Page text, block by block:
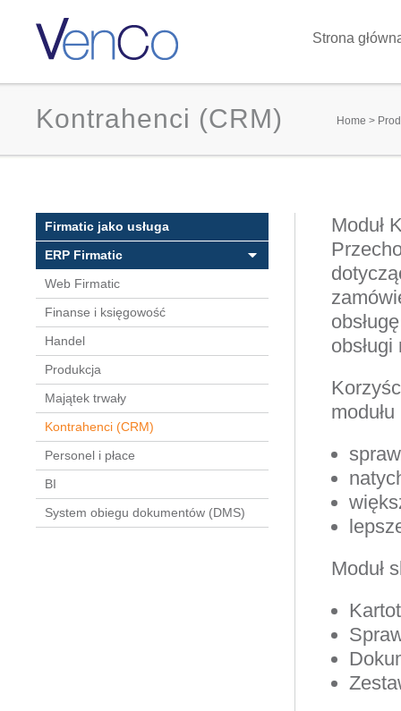
Strona
Kontrahenci (CRM) You
Home >
Firmatic jako usługa
ERP Firmatic
Web Firmatic
Finanse i księgowość
Handel
Produkcja
Majątek trwały
Kontrahenci (CRM)
Personel i płace
BI
System obiegu dokumentów (DMS)
Moduł
Moduł